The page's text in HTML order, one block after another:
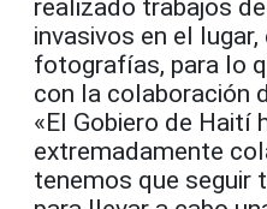
realizado trabajos
invasivos en el
fotografías, para lo
con la colaboración
«El Gobiero de Haití
extremadamente
tenemos que seguir